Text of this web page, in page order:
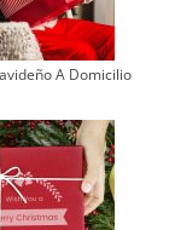
A Domicilio